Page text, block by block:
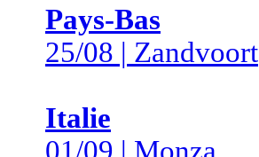
Pays-Bas
25/08 | Zandvoort
Italie